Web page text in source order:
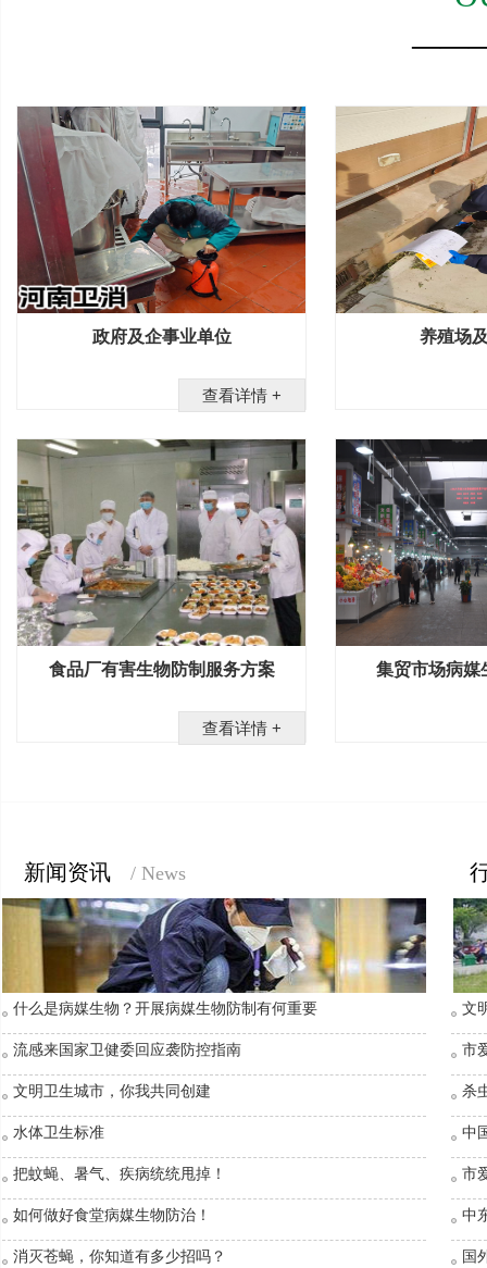
政府及企事业单位
查看详情 +
养殖场
食品厂有害生物防制服务方案
查看详情 +
集贸市场病媒
新闻资讯 / News
什么是病媒生物？开展病媒生物防制有何重要
流感来国家卫健委回应袭防控指南
文明卫生城市，你我共同创建
水体卫生标准
把蚊蝇、暑气、疾病统统甩掉！
如何做好食堂病媒生物防治！
消灭苍蝇，你知道有多少招吗？
文
市
杀
中
市
中
国